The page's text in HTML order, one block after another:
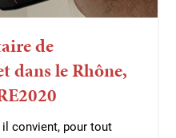
de
dans le Rhône,
il convient, pour tout